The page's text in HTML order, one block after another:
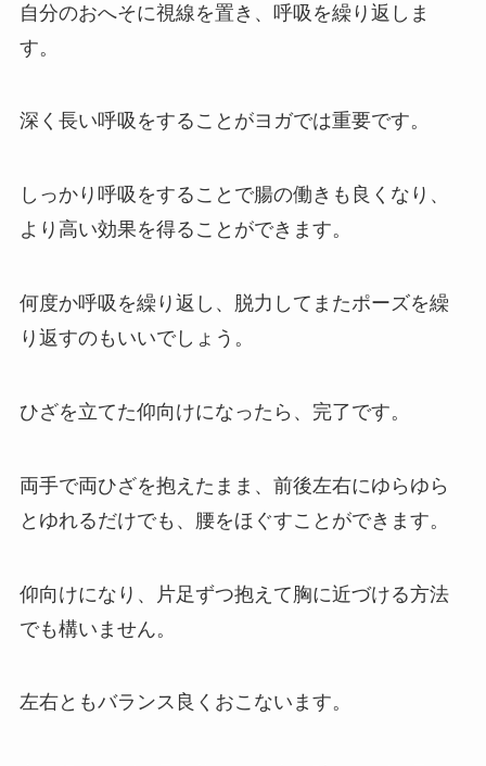
自分のおへそに視線を置き、呼吸を繰り返しま
す。
深く長い呼吸をすることがヨガでは重要です。
しっかり呼吸をすることで腸の働きも良くなり、
より高い効果を得ることができます。
何度か呼吸を繰り返し、脱力してまたポーズを繰
り返すのもいいでしょう。
ひざを立てた仰向けになったら、完了です。
両手で両ひざを抱えたまま、前後左右にゆらゆら
とゆれるだけでも、腰をほぐすことができます。
仰向けになり、片足ずつ抱えて胸に近づける方法
でも構いません。
左右ともバランス良くおこないます。